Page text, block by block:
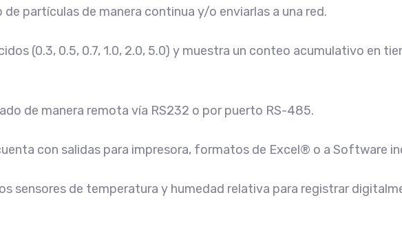
partículas de manera continua y/o enviarlas a una red.
(0.3, 0.5, 0.7, 1.0, 2.0, 5.0) y muestra un conteo acumulativo en
de manera remota vía RS232 o por puerto RS-485.
con salidas para impresora, formatos de Excel® o a Software
sensores de temperatura y humedad relativa para registrar